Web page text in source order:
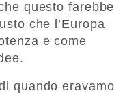
questo farebbe
che l’Europa
e come
quando eravamo